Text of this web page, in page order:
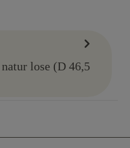
lose (D 46,5